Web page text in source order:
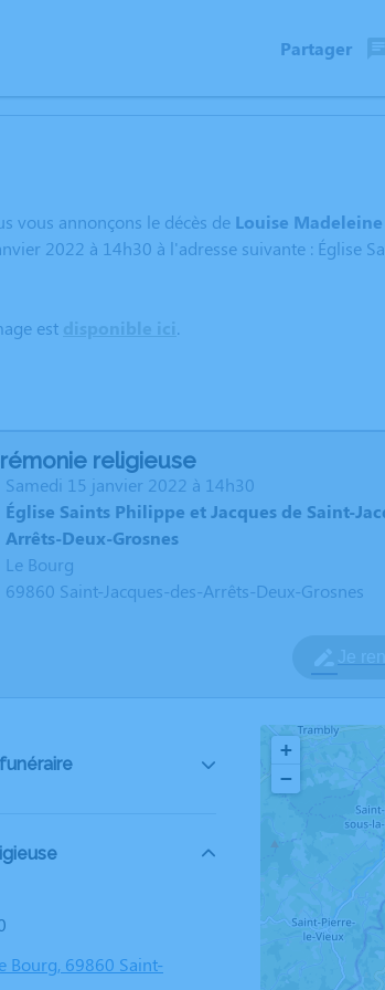
Partager
vous annonçons le décès de Louise Madeleine
2022 à 14h30 à l'adresse suivante : Église
est .
religieuse
samedi 15 janvier 2022 à 14h30
Église Saints Philippe et Jacques de Saint-
Arrêts-Deux-Grosnes
Le Bourg
69860 Saint-Jacques-des-Arrêts-Deux-Grosnes
Bourg, 69860 Saint-
+
−